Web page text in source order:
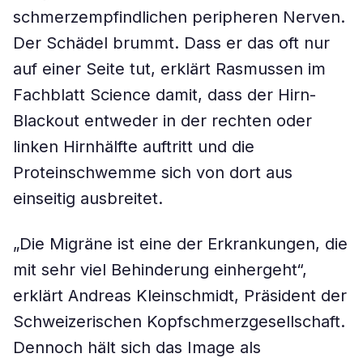
schmerzempfindlichen peripheren Nerven.
Der Schädel brummt. Dass er das oft nur
auf einer Seite tut, erklärt Rasmussen im
Fachblatt Science damit, dass der Hirn-
Blackout entweder in der rechten oder
linken Hirnhälfte auftritt und die
Proteinschwemme sich von dort aus
einseitig ausbreitet.
„Die Migräne ist eine der Erkrankungen, die
mit sehr viel Behinderung einhergeht“,
erklärt Andreas Kleinschmidt, Präsident der
Schweizerischen Kopfschmerzgesellschaft.
Dennoch hält sich das Image als